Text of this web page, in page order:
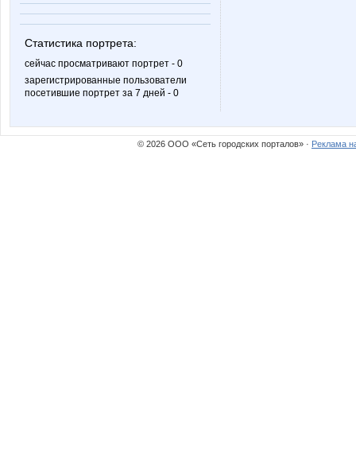
Статистика портрета:
сейчас просматривают портрет - 0
зарегистрированные пользователи
посетившие портрет за 7 дней - 0
© 2026 ООО «Сеть городских порталов» · Реклама